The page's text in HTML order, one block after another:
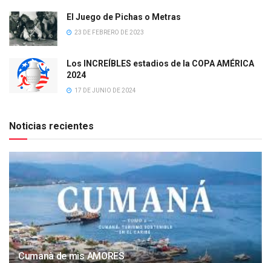
El Juego de Pichas o Metras
23 DE FEBRERO DE 2023
Los INCREÍBLES estadios de la COPA AMÉRICA
2024
17 DE JUNIO DE 2024
Noticias recientes
Cumanà de mis AMORES